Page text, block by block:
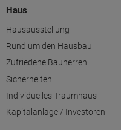
Haus
Hausausstellung
Rund um den Hausbau
Zufriedene Bauherren
Sicherheiten
Individuelles Traumhaus
Kapitalanlage / Investoren